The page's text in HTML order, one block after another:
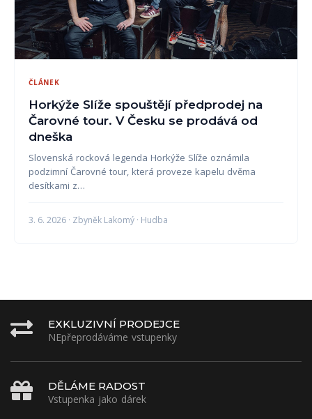
ČLÁNEK
Horkýže Slíže spouštějí předprodej na
Čarovné tour. V Česku se prodává od
dneška
Slovenská rocková legenda Horkýže Slíže oznámila
podzimní Čarovné tour, která proveze kapelu dvěma
desítkami z…
3. 6. 2026 · Zbyněk Lakomý · Hudba
EXKLUZIVNÍ PRODEJCE
NEpřeprodáváme vstupenky
DĚLÁME RADOST
Vstupenka jako dárek